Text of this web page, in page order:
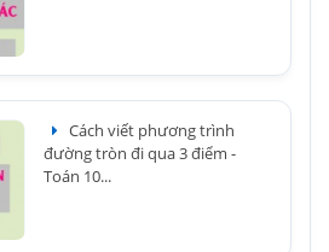
Cách viết phương trình
đường tròn đi qua 3 điểm -
Toán 10...